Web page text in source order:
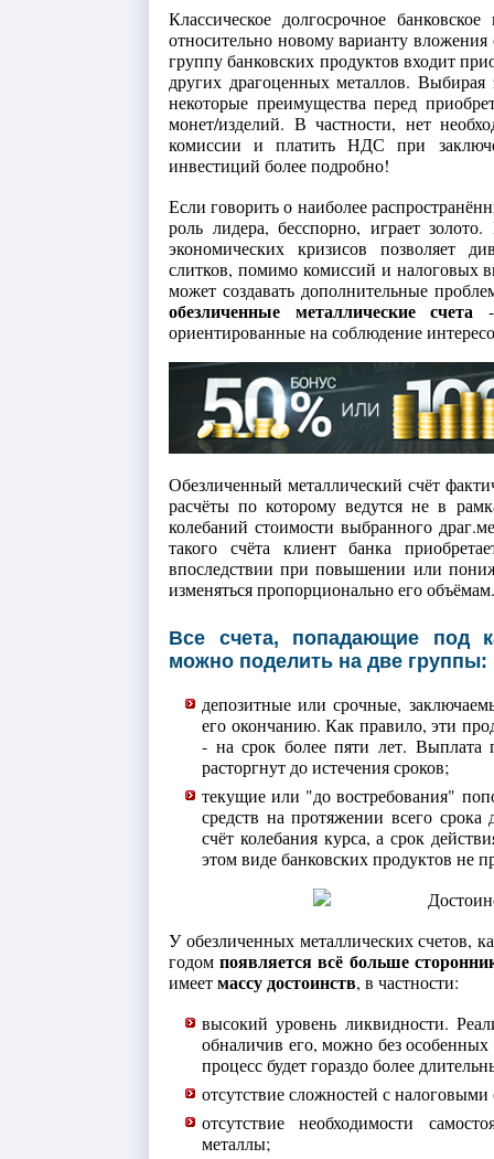
Классическое долгосрочное
относительно новому варианту
группу банковских продуктов входит
других драгоценных металлов. Выбирая
некоторые преимущества перед
монет/изделий. В частности, нет
комиссии и платить НДС при
инвестиций более подробно!
Если говорить о наиболее
роль лидера, бесспорно, играет
экономических кризисов позволяет
слитков, помимо комиссий и налоговых
может создавать дополнительные
обезличенные металлические счета
ориентированные на соблюдение
Обезличенный металлический счёт
расчёты по которому ведутся не в
колебаний стоимости выбранного
такого счёта клиент банка
впоследствии при повышении или
изменяться пропорционально его объёмам.
Все счета, попадающие под
можно поделить на две группы:
депозитные или срочные,
его окончанию. Как правило, эти
- на срок более пяти лет. Выплата
расторгнут до истечения сроков;
текущие или "до востребования"
средств на протяжении всего
счёт колебания курса, а срок
этом виде банковских продуктов не
У обезличенных металлических счетов,
годомпоявляется всё больше
имеетмассу достоинств, в частности:
высокий уровень ликвидности.
обналичив его, можно без
процесс будет гораздо более
отсутствие сложностей с
отсутствие необходимости
металлы;